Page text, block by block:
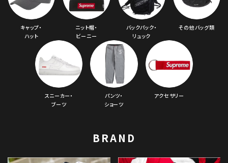
キャップ・
ハット
ニット帽・
ビーニー
バックパック・
リュック
その他バッグ類
スニーカー・
ブーツ
パンツ・
ショーツ
アクセサリー
BRAND